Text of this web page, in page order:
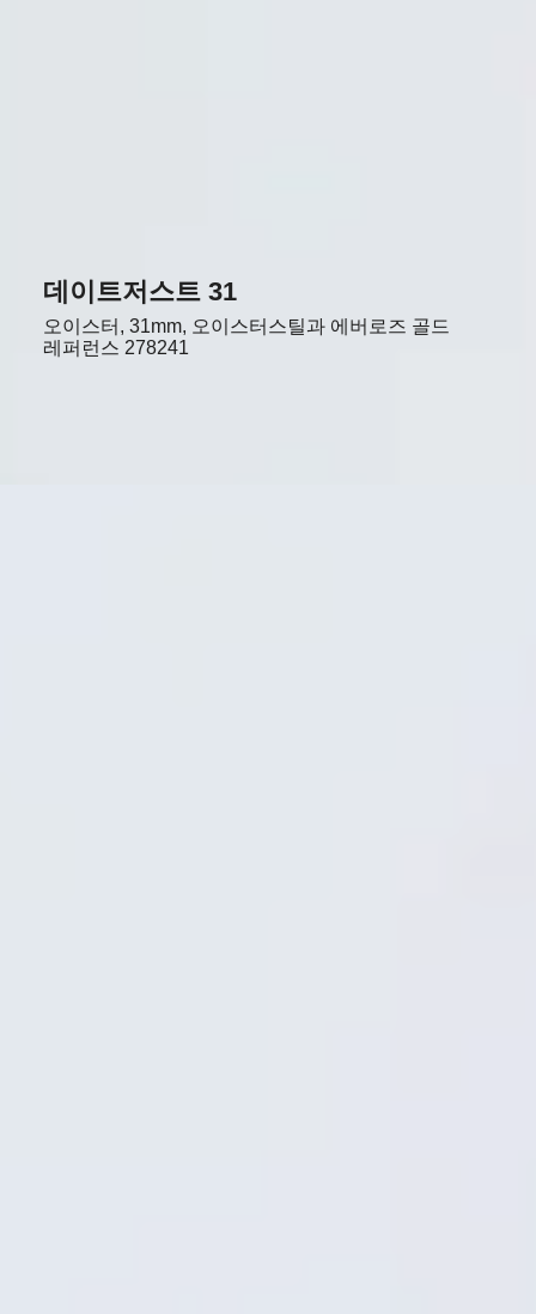
데이트저스트 31
오이스터, 31mm, 오이스터스틸과 에버로즈 골드
레퍼런스 278241